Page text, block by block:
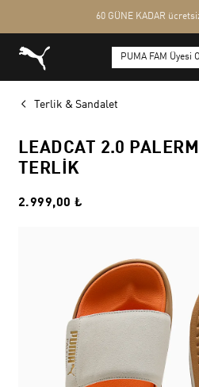
Terlik & Sandalet
LEADCAT 2.0
TERLIK
2.999,00 ₺